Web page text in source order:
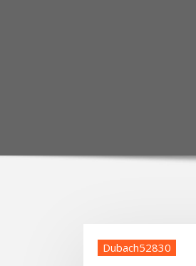
Dubach52830